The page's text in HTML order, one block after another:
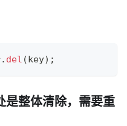
. del ( key) ;
整体清除，需要重